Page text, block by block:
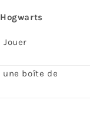
Jouer
boîte de